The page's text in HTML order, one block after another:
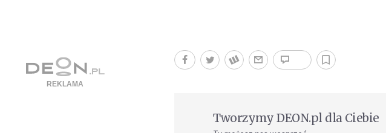
Tworzymy DEON.pl dla Ciebie